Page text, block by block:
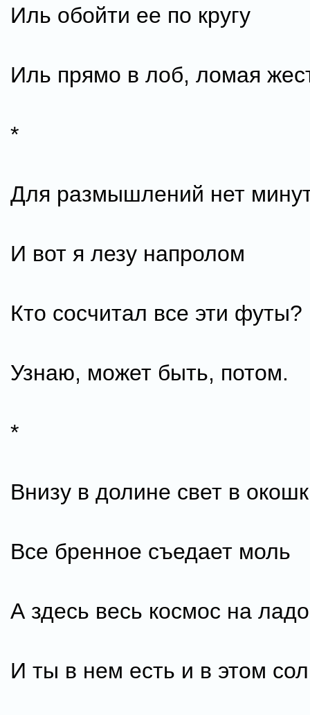
Иль обойти ее по кругу
Иль прямо в лоб, ломая
*
Для размышлений нет
И вот я лезу напролом
Кто сосчитал все эти футы?
Узнаю, может быть, потом.
*
Внизу в долине свет в
Все бренное съедает моль
А здесь весь космос на
И ты в нем есть и в этом